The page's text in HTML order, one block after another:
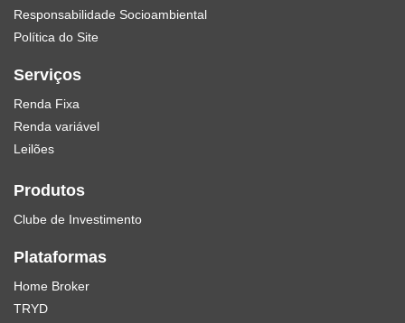
Responsabilidade Socioambiental
Política do Site
Serviços
Renda Fixa
Renda variável
Leilões
Produtos
Clube de Investimento
Plataformas
Home Broker
TRYD